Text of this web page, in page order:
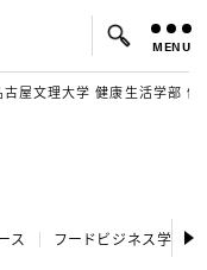
名古屋文理大
MENU
屋文理大学 健康生活学部 健
ス フードビジネス学科ニ